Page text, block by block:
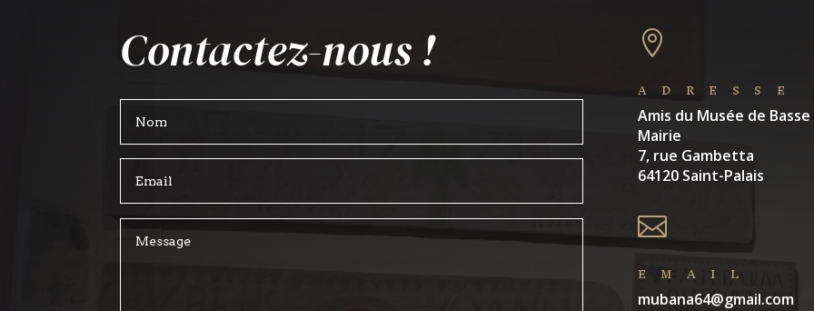
Contactez-nous ! 
ADRESSE
Amis du Musée de
Mairie
7, rue Gambetta
64120 Saint-Palais

EMAIL
mubana64@gmail.com